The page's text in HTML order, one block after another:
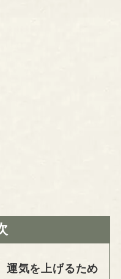
運気を上げるため